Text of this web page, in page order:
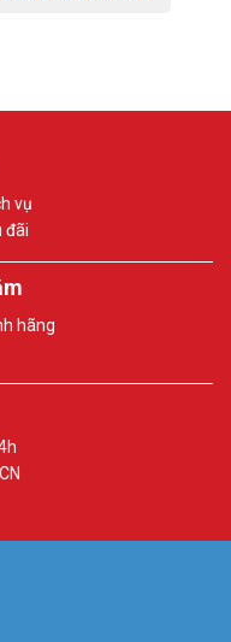
vụ
đãi
hãng